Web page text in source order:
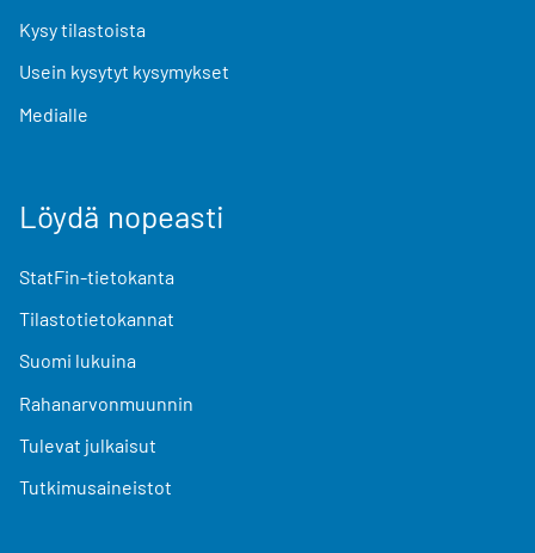
Kysy tilastoista
Usein kysytyt kysymykset
Medialle
Löydä nopeasti
StatFin-tietokanta
Tilastotietokannat
Suomi lukuina
Rahanarvonmuunnin
Tulevat julkaisut
Tutkimusaineistot